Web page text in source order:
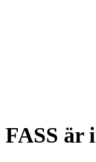
FASS är